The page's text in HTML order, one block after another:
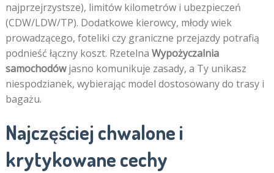
najprzejrzystsze), limitów kilometrów i ubezpieczeń
(CDW/LDW/TP). Dodatkowe kierowcy, młody wiek
prowadzącego, foteliki czy graniczne przejazdy potrafią
podnieść łączny koszt. Rzetelna Wypożyczalnia
samochodówjasno komunikuje zasady, a Ty unikasz
niespodzianek, wybierając model dostosowany do trasy i
bagażu.
Najczęściej chwalone i
krytykowane cechy